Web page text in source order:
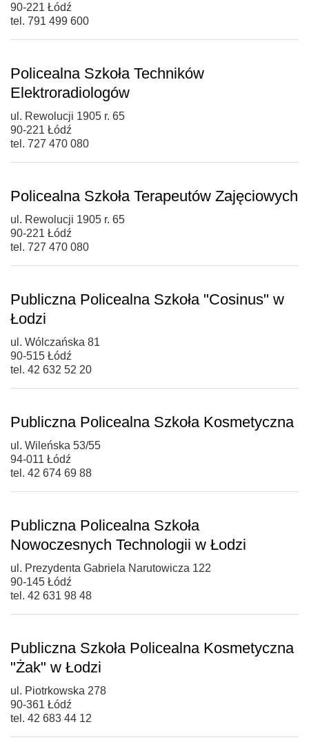
90-221 Łódź
tel. 791 499 600
Policealna Szkoła Techników
Elektroradiologów
ul. Rewolucji 1905 r. 65
90-221 Łódź
tel. 727 470 080
Policealna Szkoła Terapeutów Zajęciowych
ul. Rewolucji 1905 r. 65
90-221 Łódź
tel. 727 470 080
Publiczna Policealna Szkoła "Cosinus" w
Łodzi
ul. Wólczańska 81
90-515 Łódź
tel. 42 632 52 20
Publiczna Policealna Szkoła Kosmetyczna
ul. Wileńska 53/55
94-011 Łódź
tel. 42 674 69 88
Publiczna Policealna Szkoła
Nowoczesnych Technologii w Łodzi
ul. Prezydenta Gabriela Narutowicza 122
90-145 Łódź
tel. 42 631 98 48
Publiczna Szkoła Policealna Kosmetyczna
"Żak" w Łodzi
ul. Piotrkowska 278
90-361 Łódź
tel. 42 683 44 12